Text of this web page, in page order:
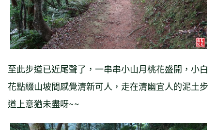
至此步道已近尾聲了，一串串小山月桃花盛開，小白
花點綴山坡間感覺清新可人，走在清幽宜人的泥土步
道上意猶未盡呀~~